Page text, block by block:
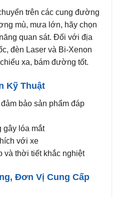
trên các cung đường
mù, mưa lớn, hãy chọn
quan sát. Đối với địa
đèn Laser và Bi-Xenon
xa, bám đường tốt.
Kỹ Thuật
bảo sản phẩm đáp
gây lóa mắt
với xe
và thời tiết khắc nghiệt
Đơn Vị Cung Cấp